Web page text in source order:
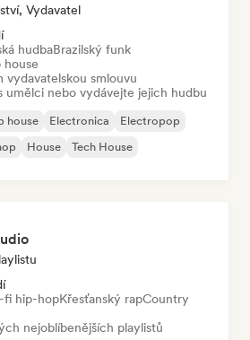
Vydavatel
hudbaBrazilský funk
house
vydavatelskou smlouvu
umělci nebo vydávejte jejich hudbu
house Electronica
Electropop
House Tech House
fi hip-hopKřesťanský rapCountry
nejoblíbenějších playlistů